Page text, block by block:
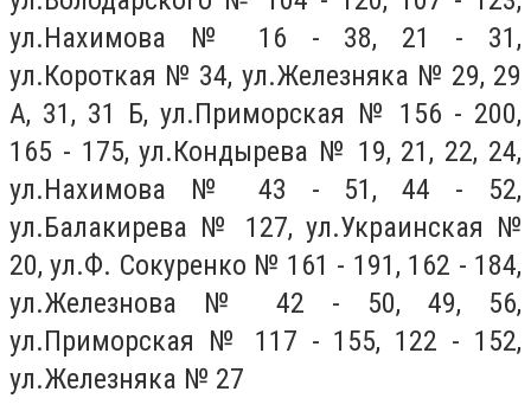
ул.Нахимова № 16 - 38, 21 - 31,
ул.Короткая № 34, ул.Железняка № 29, 29
А, 31, 31 Б, ул.Приморская № 156 - 200,
165 - 175, ул.Кондырева № 19, 21, 22, 24,
ул.Нахимова № 43 - 51, 44 - 52,
ул.Балакирева № 127, ул.Украинская №
20, ул.Ф. Сокуренко № 161 - 191, 162 - 184,
ул.Железнова № 42 - 50, 49, 56,
ул.Приморская № 117 - 155, 122 - 152,
ул.Железняка № 27